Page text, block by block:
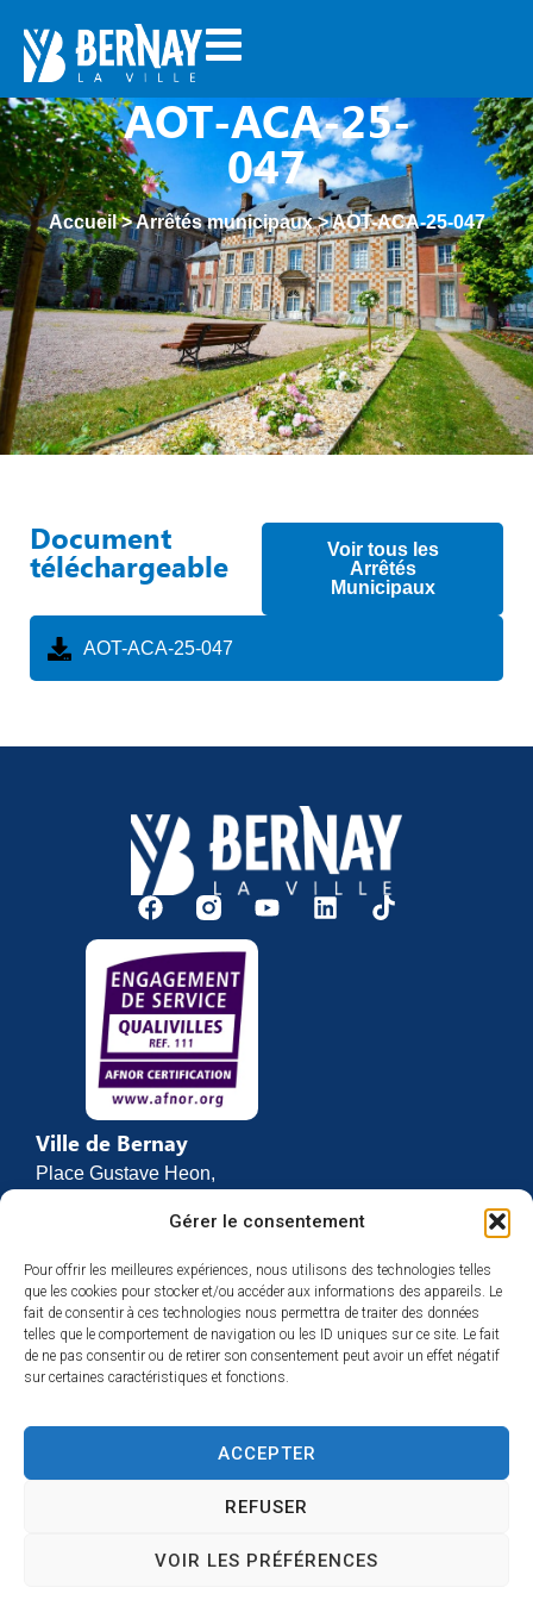
Gérer le consentement
Pour offrir les meilleures expériences, nous utilisons des technologies telles
que les cookies pour stocker et/ou accéder aux informations des appareils. Le
fait de consentir à ces technologies nous permettra de traiter des données
telles que le comportement de navigation ou les ID uniques sur ce site. Le fait
de ne pas consentir ou de retirer son consentement peut avoir un effet négatif
sur certaines caractéristiques et fonctions.
ACCEPTER
REFUSER
VOIR LES PRÉFÉRENCES
AOT-ACA-25-
047
Accueil>Arrêtés municipaux>AOT-ACA-25-047
Document
téléchargeable
Voir tous les
Arrêtés
Municipaux
AOT-ACA-25-047
Ville de Bernay
Place Gustave Heon,
27307 BERNAY
02 32 46 63 00
Contact
Horaires d’ouverture
Du lundi au vendredi :
et de 13h30 à 17h